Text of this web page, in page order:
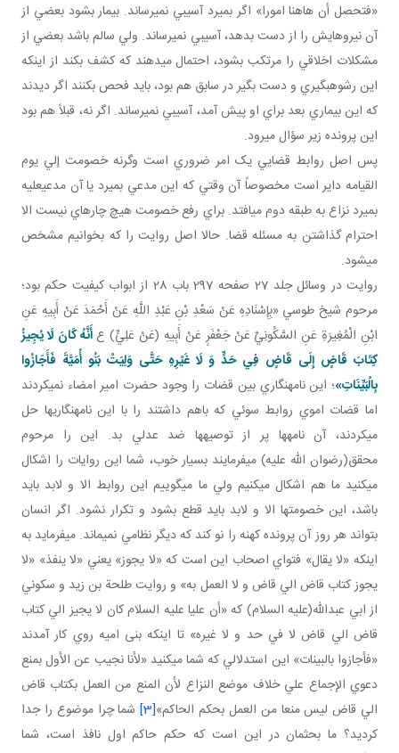
«فتحصل أن هاهنا امورا» اگر بميرد آسيبي نمي رساند. بيمار بشود بعضي از
آن نيروهايش را از دست بدهد، آسيبي نمي رساند. ولي سالم باشد بعضي از
مشکلات اخلاقي را مرتکب بشود، احتمال مي دهند که کشف بکند از اينکه
اين رشوه بگيري و دست بگير در سابق هم بود، بايد فحص بکنند اگر ديدند
که اين بيماري بعد براي او پيش آمد، آسيبي نمي رساند. اگر نه، قبلاً هم بود
اين پرونده زير سؤال مي رود.
پس اصل روابط قضايي يک امر ضروري است وگرنه خصومت إلي يوم
القيامه داير است مخصوصاً آن وقتي که اين مدعي بميرد يا آن مدعي عليه
بميرد نزاع به طبقه دوم مي افتد. براي رفع خصومت هيچ چاره اي نيست الا
احترام گذاشتن به مسئله قضا. حالا اصل روايت را که بخوانيم مشخص
مي شود.
روايت در وسائل جلد 27 صفحه 297 باب 28 از ابواب کيفيت حکم بود؛
مرحوم شيخ طوسي «بِإِسْنَادِهِ عَنْ سَعْدِ بْنِ عَبْدِ اللَّهِ عَنْ أَحْمَدَ عَنْ أَبِيهِ عَنِ
ابْنِ الْمُغِيرَةِ عَنِ السَّكُونِيِّ عَنْ جَعْفَرٍ عَنْ أَبِيهِ (عَنْ عَلِيٍّ) عأَنَّهُ كَانَ لَا يُجِيزُ
كِتَابَ قَاضٍ إِلَى قَاضٍ فِي حَدٍّ وَ لَا غَيْرِهِ حَتَّى وَلِيَتْ بَنُو أُمَيَّةَ فَأَجَازُوا
بِالْبَيِّنَاتِ»؛ اين نامه نگاري بين قضات را وجود حضرت امير امضاء نمي کردند
اما قضات اموي روابط سوئي که باهم داشتند را با اين نامه نگاري ها حل
مي کردند، آن نامه ها پر از توصيه ها ضد عدلي بد. اين را مرحوم
محقق(رضوان الله عليه) مي فرمايند بسيار خوب، شما اين روايات را اشکال
مي کنيد ما هم اشکال مي کنيم ولي ما مي گوييم اين روابط الا و لابد بايد
باشد، اين خصومت ها الا و لابد بايد قطع بشود و تکرار نشود. اگر انسان
بتواند هر روز آن پرونده کهنه را نو کند که ديگر نظامي نمي ماند. مي فرمايد به
اينکه «لا يقال» فتواي اصحاب اين است که «لا يجوز» يعني «لا ينفذ» «لا
يجوز کتاب قاض الي قاض و لا العمل به» و روايت طلحة بن زيد و سکوني
از ابي عبدالله(عليه السلام) که «أن عليا عليه السلام کان لا يجيز الي کتاب
قاض الي قاض لا في حد و لا غيره» تا اينکه بنی اميه روي کار آمدند
«فأجازوا بالبينات» اين استدلالي که شما مي کنيد «لأنا نجيب عن الأول بمنع
دعوي الإجماع علي خلاف موضع النزاع لأن المنع من العمل بکتاب قاض
الي قاض ليس منعا من العمل بحکم الحاکم»[3] شما چرا موضوع را جدا
کرديد؟ ما بحثمان در اين است که حکم حاکم اول نافذ است، شما